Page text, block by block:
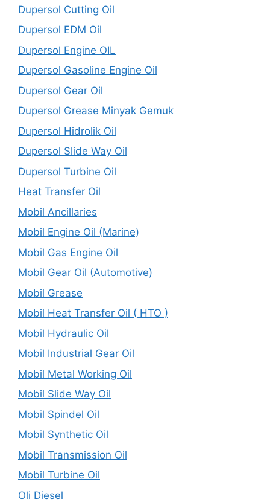
Dupersol Cutting Oil
Dupersol EDM Oil
Dupersol Engine OIL
Dupersol Gasoline Engine Oil
Dupersol Gear Oil
Dupersol Grease Minyak Gemuk
Dupersol Hidrolik Oil
Dupersol Slide Way Oil
Dupersol Turbine Oil
Heat Transfer Oil
Mobil Ancillaries
Mobil Engine Oil (Marine)
Mobil Gas Engine Oil
Mobil Gear Oil (Automotive)
Mobil Grease
Mobil Heat Transfer Oil ( HTO )
Mobil Hydraulic Oil
Mobil Industrial Gear Oil
Mobil Metal Working Oil
Mobil Slide Way Oil
Mobil Spindel Oil
Mobil Synthetic Oil
Mobil Transmission Oil
Mobil Turbine Oil
Oli Diesel